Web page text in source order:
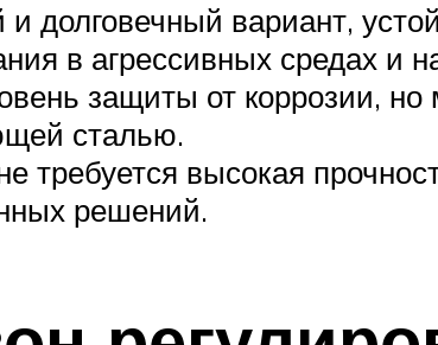
долговечный вариант,
в агрессивных средах и
защиты от коррозии,
сталью.
требуется высокая
решений.